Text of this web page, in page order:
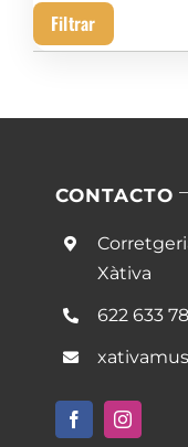
Filtrar
CONTACTO
Xàtiva
622 633